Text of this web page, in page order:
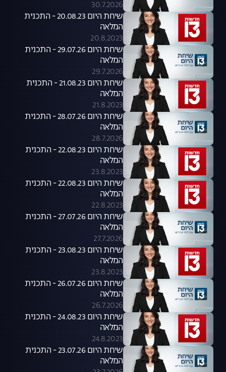
30.7.2026
שיחת היום 20.08.23 - התכנית
המלאה
20.8.2023
שיחת היום 29.07.26 - התכנית
המלאה
29.7.2026
שיחת היום 21.08.23 - התכנית
המלאה
21.8.2023
שיחת היום 28.07.26 - התכנית
המלאה
28.7.2026
שיחת היום 22.08.23 - התכנית
המלאה
23.8.2023
שיחת היום 22.08.23 - התכנית
המלאה
22.8.2023
שיחת היום 27.07.26 - התכנית
המלאה
27.7.2026
שיחת היום 23.08.23 - התכנית
המלאה
23.8.2023
שיחת היום 26.07.26 - התכנית
המלאה
26.7.2026
שיחת היום 24.08.23 - התכנית
המלאה
24.8.2023
שיחת היום 23.07.26 - התכנית
המלאה